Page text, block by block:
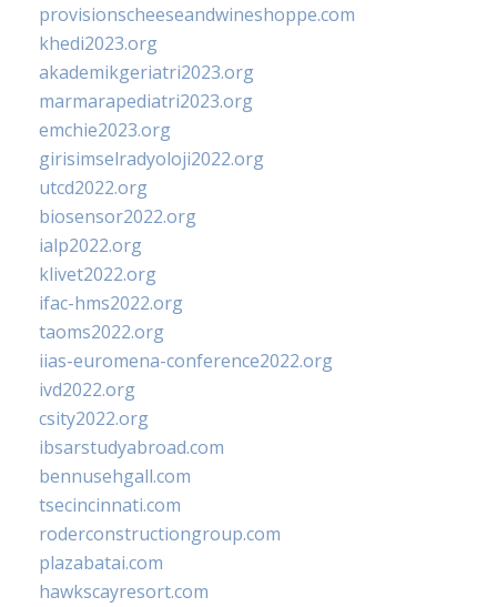
provisionscheeseandwineshoppe.com
khedi2023.org
akademikgeriatri2023.org
marmarapediatri2023.org
emchie2023.org
girisimselradyoloji2022.org
utcd2022.org
biosensor2022.org
ialp2022.org
klivet2022.org
ifac-hms2022.org
taoms2022.org
iias-euromena-conference2022.org
ivd2022.org
csity2022.org
ibsarstudyabroad.com
bennusehgall.com
tsecincinnati.com
roderconstructiongroup.com
plazabatai.com
hawkscayresort.com